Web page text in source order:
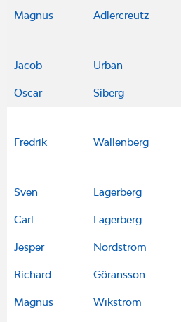
Magnus Adlercreutz
Jacob Urban
Oscar Siberg
Fredrik Wallenberg
Sven Lagerberg
Carl Lagerberg
Jesper Nordström
Richard Göransson
Magnus Wikström